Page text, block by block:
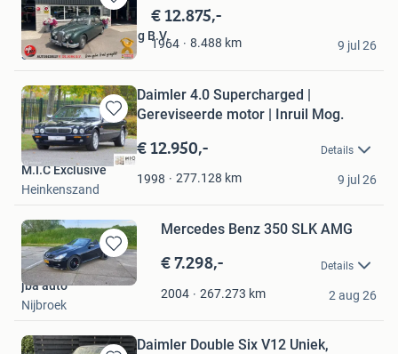
Bewaren
in
Mijn
Favorieten
€ 12.875,-
1964 8.488 km
Autobedrijf P. de Jong B.V.
Streefkerk
9 jul 26
Bewaren
in
Mijn
Favorieten
Daimler 4.0 Supercharged |
Gereviseerde motor | Inruil Mog.
€ 12.950,- Details
1998 277.128 km
M.I.C Exclusive
Heinkenszand
9 jul 26
Bewaren
in
Mercedes Benz 350 SLK AMG
€ 7.298,- Details
2004 267.273 km
jba auto
Nijbroek
2 aug 26
Daimler Double Six V12 Uniek,